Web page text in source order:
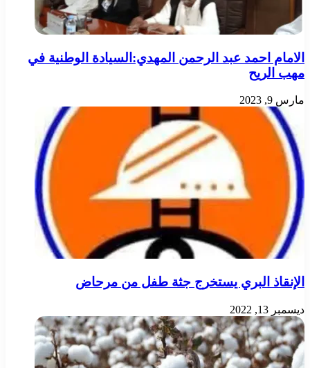
الامام احمد عبد الرحمن المهدي:السيادة الوطنية في
مهب الريح
مارس 9, 2023
الإنقاذ البري يستخرج جثة طفل من مرحاض
ديسمبر 13, 2022